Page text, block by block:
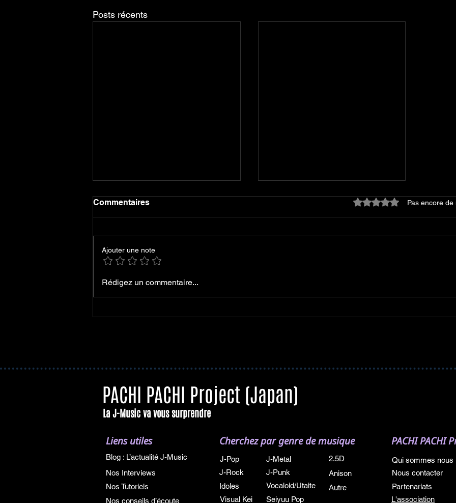
Posts récents
PARAMENA - APEIRON EP
Commentaires Noté 0 étoile sur 5.Pas encore de
Ajouter une note
Rédigez un commentaire...
PACHI PACHI Project (Japan)
La J-Music va vous surprendre
Liens utiles
Blog : L’actualité J-Music
Nos Interviews
Nos Tutoriels
Nos conseils d’écoute
Cherchez par genre de musique
J-Pop
J-Rock
Idoles
Visual Kei
J-Metal
J-Punk
Vocaloid/Utaite
2.5D
Anison
Autre
Seiyuu Pop
PACHI PACHI
Qui sommes nous
Nous contacter
Partenariats
L'association